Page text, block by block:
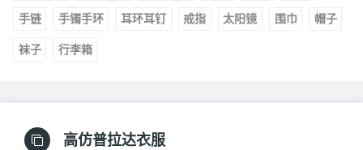
手链 手镯手环 耳环耳钉 戒指 太阳镜 围巾 帽子
袜子 行李箱
高仿普拉达衣服